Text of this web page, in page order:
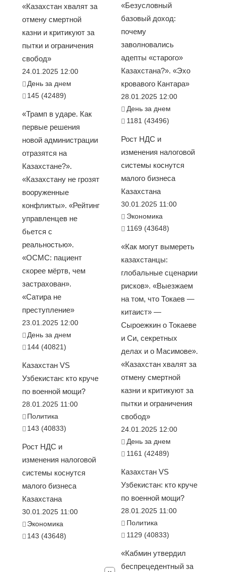
«Казахстан хвалят за
отмену смертной
казни и критикуют за
пытки и ограничения
свобод»
24.01.2025 12:00
День за днем
145 (42489)
«Трамп в ударе. Как
первые решения
новой администрации
отразятся на
Казахстане?».
«Казахстану не грозят
вооруженные
конфликты». «Рейтинг
управленцев не
бьется с
реальностью».
«ОСМС: пациент
скорее мёртв, чем
застрахован».
«Сатира не
преступление»
23.01.2025 12:00
День за днем
144 (40821)
Казахстан VS
Узбекистан: кто круче
по военной мощи?
28.01.2025 11:00
Политика
143 (40833)
Рост НДС и
изменения налоговой
системы коснутся
малого бизнеса
Казахстана
30.01.2025 11:00
Экономика
143 (43648)
«Безусловный
базовый доход:
почему
заволновались
адепты «старого»
Казахстана?». «Эхо
кровавого Кантара»
28.01.2025 12:00
День за днем
1181 (43496)
Рост НДС и
изменения налоговой
системы коснутся
малого бизнеса
Казахстана
30.01.2025 11:00
Экономика
1169 (43648)
«Как могут вымереть
казахстанцы:
глобальные сценарии
рисков». «Выезжаем
на том, что Токаев —
китаист» —
Сыроежкин о Токаеве
и Си, секретных
делах и о Масимове».
«Казахстан хвалят за
отмену смертной
казни и критикуют за
пытки и ограничения
свобод»
24.01.2025 12:00
День за днем
1161 (42489)
Казахстан VS
Узбекистан: кто круче
по военной мощи?
28.01.2025 11:00
Политика
1129 (40833)
«Кабмин утвердил
беспрецедентный за